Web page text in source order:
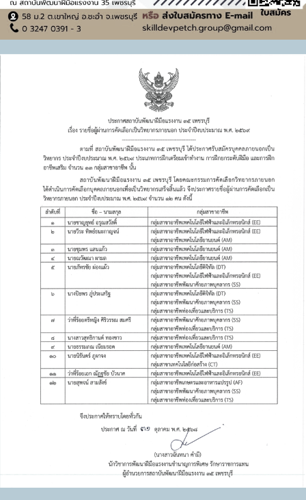
5 ส.ค. 2569
ข่าวประกวดราคา + ดูทั้งหมด
เผยแพร่การจัดซื้อจัดจ้าง ประจำปีงบประมาณ พ.ศ.
2566(รถบรรทุก)
13 ก.ย. 2565 704
เผยแพร่แผนการจัดซื้อจัดจ้าง ประจำปีงบประมาณ พ.ศ.
27 ส.ค. 2565 725
ประกาศคณะกรรมการเปิดซองสอบราคาจ้างเหมาพนักงาน
รักษาความปลอดภัย, พนักงานขับยานพาหนะ, พนักงาน
รักษาความสะอาด, พนักงานดูแลสนามหญ้าและสวนหย่อม
เรื่อง รายชื่อผู้เสนอราคาที่มีสิทธิ์
29 ก.ย. 2559 4,027
สอบราคาจ้างเหมาบริการพนักงานรักษาความปลอดภัย
พนักงานทำความสะอาด พนักงานดูแลรักษาต้นไม้ สนาม
หญ้า สวนหย่อย และพนักงานขับยานพาหนะ ประจำปีงบประ
มาน พ.ศ. ๒๕๖๐ (ระยะเวลาจ้าง ๑ ตุลาคม ๒๕๕๙ - ๓๐
8,527